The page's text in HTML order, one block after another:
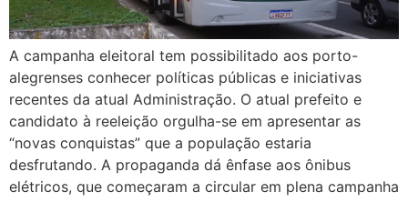
A campanha eleitoral tem possibilitado aos porto-
alegrenses conhecer políticas públicas e iniciativas
recentes da atual Administração. O atual prefeito e
candidato à reeleição orgulha-se em apresentar as
“novas conquistas” que a população estaria
desfrutando. A propaganda dá ênfase aos ônibus
elétricos, que começaram a circular em plena campanha